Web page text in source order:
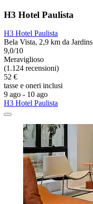
H3 Hotel Paulista
H3 Hotel Paulista
Bela Vista, 2,9 km da Jardins
9,0/10
Meraviglioso
(1.124 recensioni)
52 €
tasse e oneri inclusi
9 ago - 10 ago
H3 Hotel Paulista